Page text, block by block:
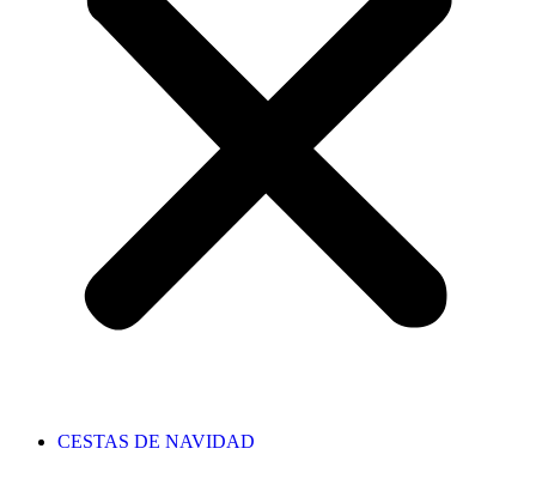
CESTAS DE NAVIDAD